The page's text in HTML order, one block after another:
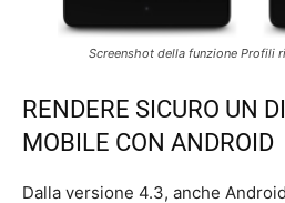
Screenshot della funzione Profili
RENDERE SICURO UN
MOBILE CON ANDROID
Dalla versione 4.3, anche